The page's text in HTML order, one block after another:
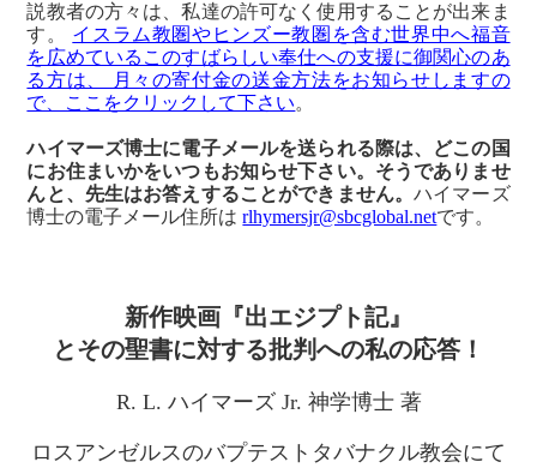
説教者の方々は、私達の許可なく使用することが出来ま
す。 イスラム教圏やヒンズー教圏を含む世界中へ福音
を広めているこのすばらしい奉仕への支援に御関心のあ
る方は、 月々の寄付金の送金方法をお知らせしますの
で、ここをクリックして下さい。
ハイマーズ博士に電子メールを送られる際は、どこの国
にお住まいかをいつもお知らせ下さい。そうでありませ
んと、先生はお答えすることができません。ハイマーズ
博士の電子メール住所はrlhymersjr@sbcglobal.netです。
新作映画『出エジプト記』
とその聖書に対する批判への私の応答！
R. L. ハイマーズ Jr. 神学博士 著
ロスアンゼルスのバプテストタバナクル教会にて